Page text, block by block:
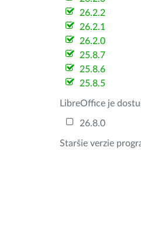
26.2.2
26.2.1
26.2.0
25.8.7
25.8.6
25.8.5
LibreOffice je
26.8.0
Staršie verzie